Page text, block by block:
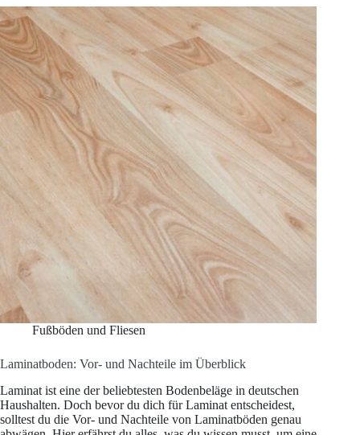
oder
Dampfsperre
Fußböden und Fliesen
Laminatboden: Vor- und Nachteile im Überblick
Laminat ist eine der beliebtesten Bodenbeläge in deutschen
Haushalten. Doch bevor du dich für Laminat entscheidest,
solltest du die Vor- und Nachteile von Laminatböden genau